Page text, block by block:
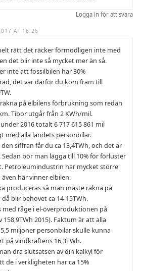
Logga in för att svara
AT 16:26
rätt det räcker förmodligen inte med
det blir inte så mycket mer än så.
inte att fossilbilen har 30%
det var därför du kom fram till
på elbilens förbrukning som redan
Tibor utgår från 2 KWh/mil.
2016 totalt 6 717 615 861 mil
med alla landets personbilar.
siffran får du ca 13,4TWh, och det är
bör man lägga till 10% för förluster
Petroleumindustrin har mycket större
även här vinner elbilen.
produceras så man måste räkna på
blir behovet ca 14-15TWh.
med råge i el-överproduktionen på
158,9TWh 2015). Faktum är att alla
5,5 miljoner personbilar skulle kunna
på vindkraftens 16,3TWh.
dra slutsatsen av din kalkyl för
de i verkligheten har ca 15%